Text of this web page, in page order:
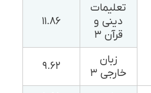
تعلیمات
دینی و
قرآن ۳
۱۱.۸۶
زبان
خارجی ۳
۹.۶۲